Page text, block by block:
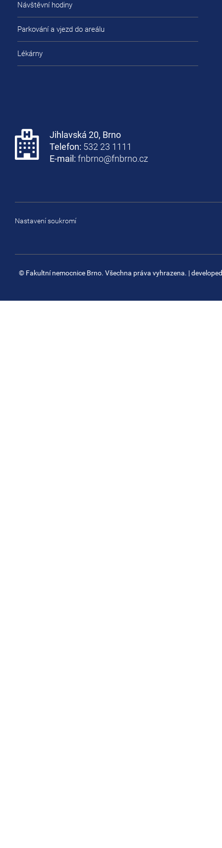
Návštěvní hodiny
Parkování a vjezd do areálu
Lékárny
Jihlavská 20, Brno
Telefon: 532 23 1111
E-mail: fnbrno@fnbrno.cz
Nastavení soukromí
© Fakultní nemocnice Brno. Všechna práva vyhrazena. |